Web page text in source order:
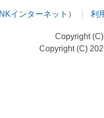
インターネット ） 利
Copyright
Copyright (C)